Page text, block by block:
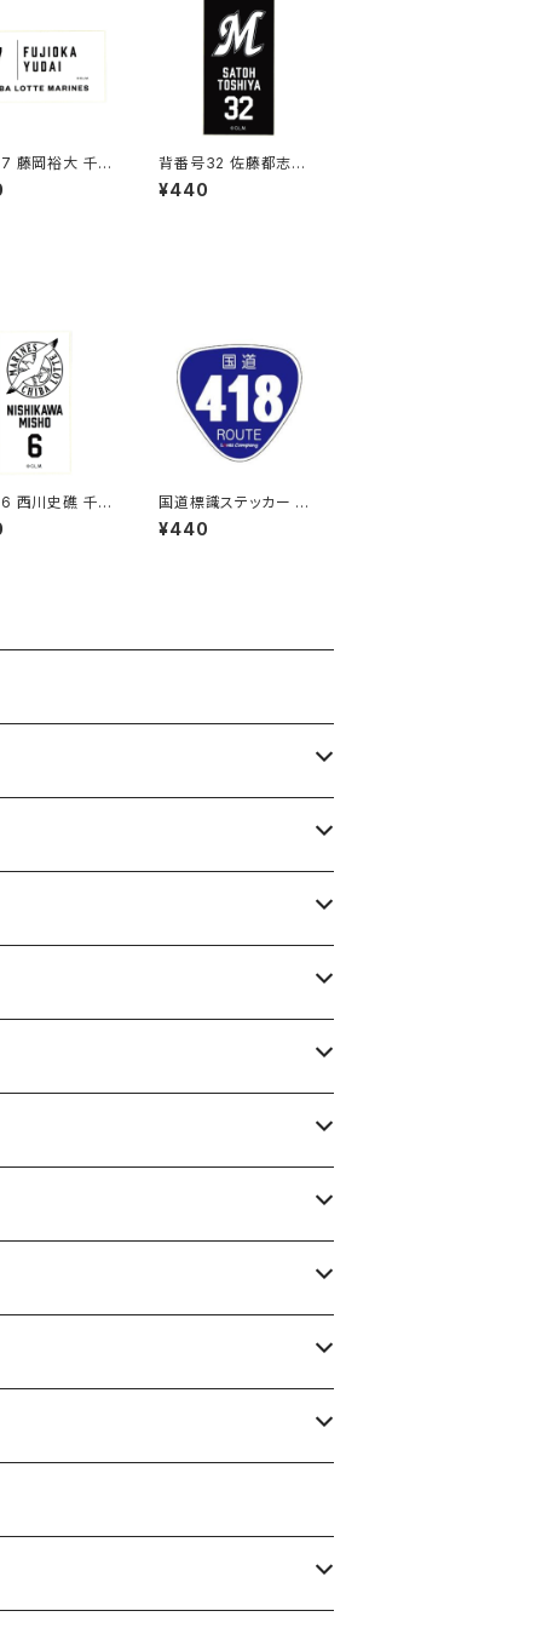
藤岡裕大 千葉
リーンズ 選手
ー（ホワイトC)
背番号32 佐藤都志也
千葉ロッテマリーンズ
選手ステッカー（ブラッ
¥440
西川史礁 千葉
リーンズ 選手
ー（ホワイトB)
国道標識ステッカー 41
8号線
¥440